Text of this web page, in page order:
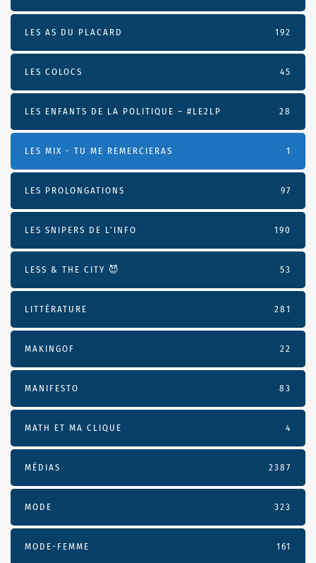
LES AS DU PLACARD 192
LES COLOCS 45
LES ENFANTS DE LA POLITIQUE – #LE2LP 28
LES MIX - TU ME REMERCIERAS 1
LES PROLONGATIONS 97
LES SNIPERS DE L’INFO 190
LESS & THE CITY 😈 53
LITTÉRATURE 281
MAKINGOF 22
MANIFESTO 83
MATH ET MA CLIQUE 4
MÉDIAS 2387
MODE 323
MODE-FEMME 161